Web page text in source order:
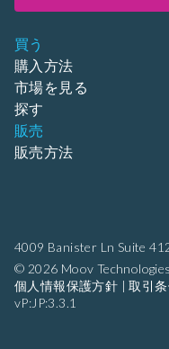
4009 Banister Ln Suite
© 2026 Moov
個人情報保護方針 |取引
vP:JP:3.3.1
買う
購入方法
市場を見る
探す
販売
販売方法